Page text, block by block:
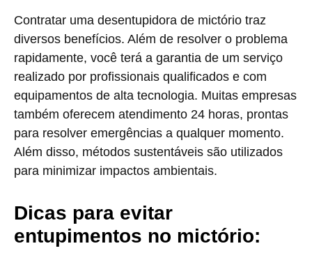
Contratar uma desentupidora de mictório traz
diversos benefícios. Além de resolver o problema
rapidamente, você terá a garantia de um serviço
realizado por profissionais qualificados e com
equipamentos de alta tecnologia. Muitas empresas
também oferecem atendimento 24 horas, prontas
para resolver emergências a qualquer momento.
Além disso, métodos sustentáveis são utilizados
para minimizar impactos ambientais.
Dicas para evitar
entupimentos no mictório: